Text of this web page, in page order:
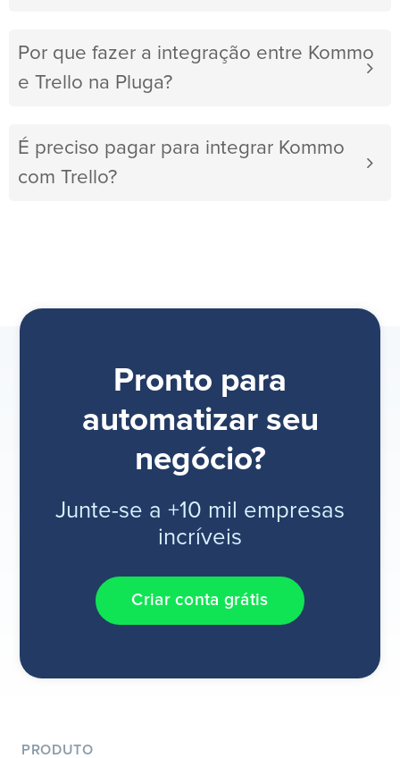
Por que fazer a integração entre Kommo
e Trello na Pluga?
É preciso pagar para integrar Kommo
com Trello?
Pronto para
automatizar seu
negócio?
Junte-se a +10 mil empresas
incríveis
Criar conta grátis
PRODUTO